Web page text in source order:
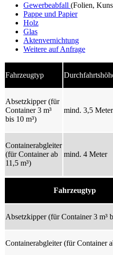
Gewerbeabfall (Folien,
Pappe und Papier
Holz
Glas
Aktenvernichtung
Weitere auf Anfrage
Fahrzeugtyp
Absetzkipper (für
Container 3 m³
bis 10 m³)
mind. 3,5 Meter
Containerabgleiter
(für Container ab
11,5 m³)
mind. 4 Meter
Fahrzeugtyp
Absetzkipper (für Container 3 m³
Containerabgleiter (für Container